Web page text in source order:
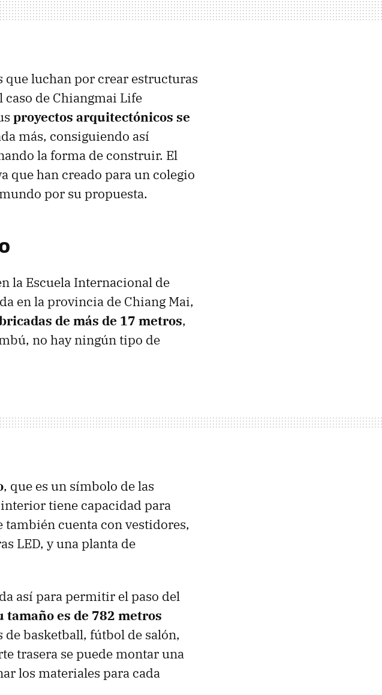
que luchan por crear estructuras
de Chiangmai Life
proyectos arquitectónicos se
más, consiguiendo así
la forma de construir. El
que han creado para un colegio
por su propuesta.
la Escuela Internacional de
en la provincia de Chiang Mai,
de más de 17 metros,
no hay ningún tipo de
, que es un símbolo de las
tiene capacidad para
también cuenta con vestidores,
LED, y una planta de
así para permitir el paso del
tamaño es de 782 metros
basketball, fútbol de salón,
trasera se puede montar una
los materiales para cada